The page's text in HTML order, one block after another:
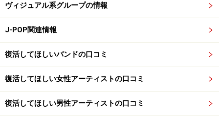
ヴィジュアル系グループの情報
J-POP関連情報
復活してほしいバンドの口コミ
復活してほしい女性アーティストの口コミ
復活してほしい男性アーティストの口コミ